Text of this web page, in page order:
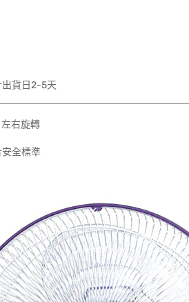
出貨日2-5天
右旋轉
全標準